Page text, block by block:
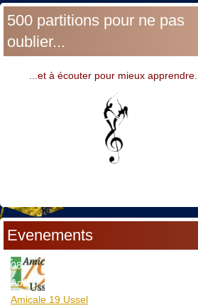
500 partitions pour ne pas
oublier...
...et à écouter pour mieux apprendre...
Evenements
08
Aoû
Amicale 19 Ussel